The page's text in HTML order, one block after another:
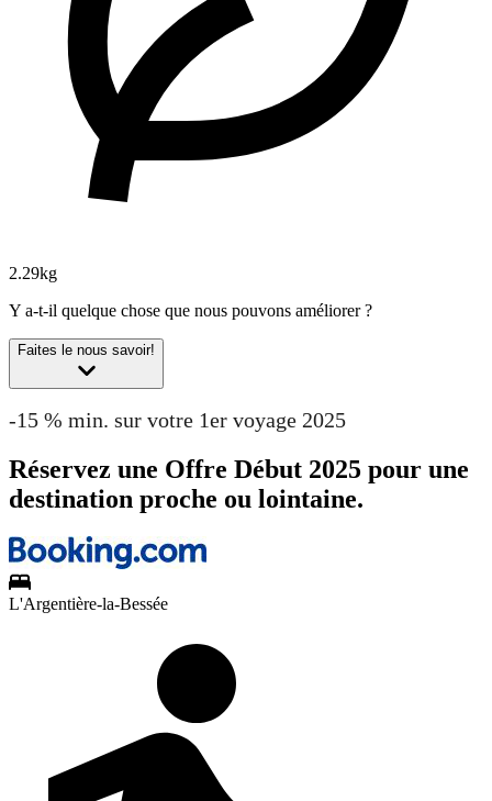
2.29kg
Y a-t-il quelque chose que nous pouvons améliorer ?
Faites le nous savoir!
-15 % min. sur votre 1er voyage 2025
Réservez une Offre Début 2025 pour une
destination proche ou lointaine.
L'Argentière-la-Bessée